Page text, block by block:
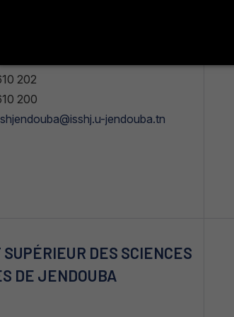
UMA 8189 Jendouba Nord BP. N°
202
200
jendouba.tn
DES SCIENCES
DE JENDOUBA